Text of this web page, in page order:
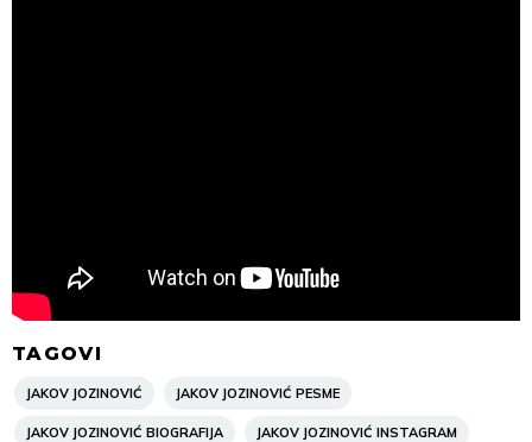
TAGOVI
JAKOV JOZINOVIĆ JAKOV JOZINOVIĆ PESME
JAKOV JOZINOVIĆ BIOGRAFIJA JAKOV JOZINOVIĆ INSTAGRAM